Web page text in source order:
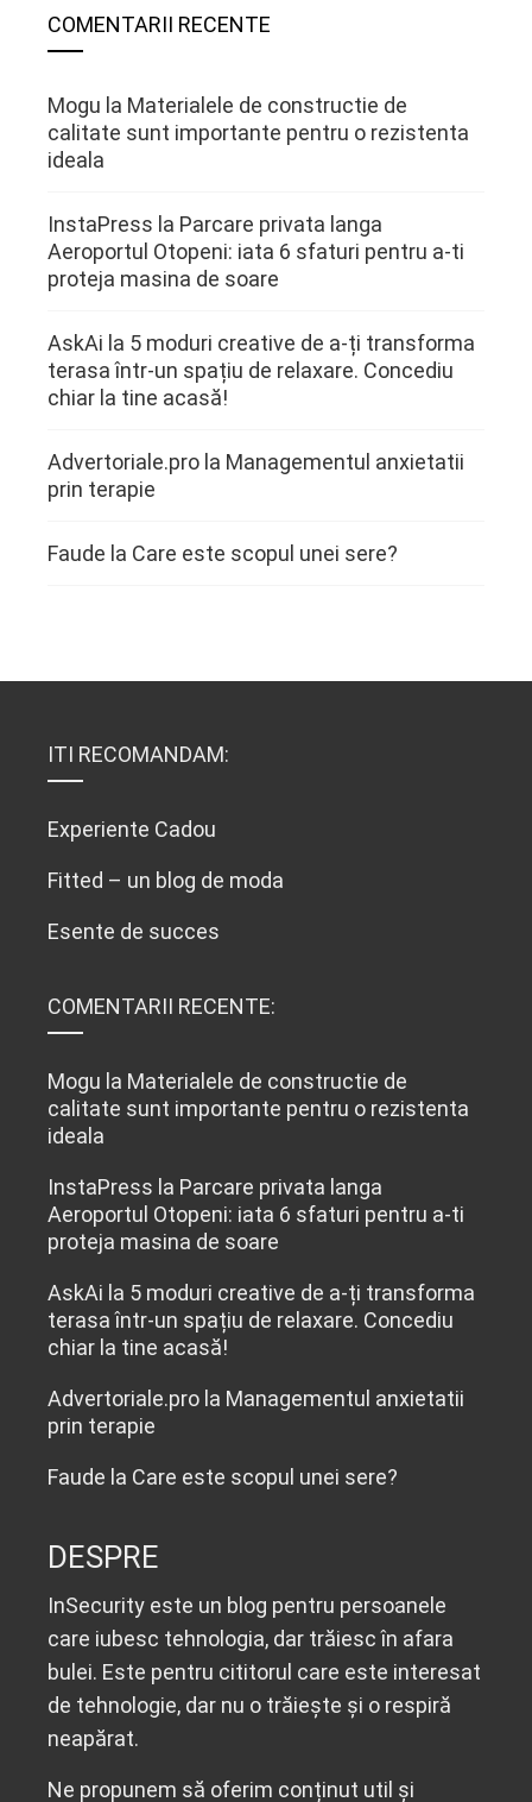
COMENTARII RECENTE
Mogu la Materialele de constructie de
calitate sunt importante pentru o rezistenta
ideala
InstaPress la Parcare privata langa
Aeroportul Otopeni: iata 6 sfaturi pentru a-ti
proteja masina de soare
AskAi la 5 moduri creative de a-ți transforma
terasa într-un spațiu de relaxare. Concediu
chiar la tine acasă!
Advertoriale.pro la Managementul anxietatii
prin terapie
Faude la Care este scopul unei sere?
ITI RECOMANDAM:
Experiente Cadou
Fitted – un blog de moda
Esente de succes
COMENTARII RECENTE:
Mogu la Materialele de constructie de
calitate sunt importante pentru o rezistenta
ideala
InstaPress la Parcare privata langa
Aeroportul Otopeni: iata 6 sfaturi pentru a-ti
proteja masina de soare
AskAi la 5 moduri creative de a-ți transforma
terasa într-un spațiu de relaxare. Concediu
chiar la tine acasă!
Advertoriale.pro la Managementul anxietatii
prin terapie
Faude la Care este scopul unei sere?
DESPRE
InSecurity este un blog pentru persoanele
care iubesc tehnologia, dar trăiesc în afara
bulei. Este pentru cititorul care este interesat
de tehnologie, dar nu o trăiește și o respiră
neapărat.
Ne propunem să oferim conținut util și